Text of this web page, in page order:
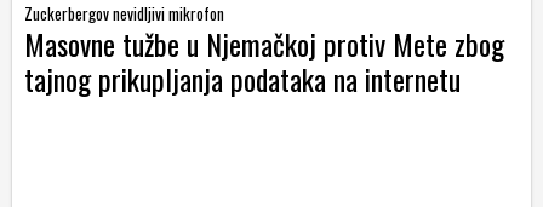
Zuckerbergov nevidljivi mikrofon
Masovne tužbe u Njemačkoj protiv Mete zbog
tajnog prikupljanja podataka na internetu